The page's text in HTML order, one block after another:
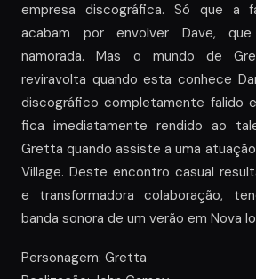
empresa discográfica. Só que a
acabam por envolver Dave,
namorada. Mas o mundo de
reviravolta quando esta conhece
discográfico completamente falido
fica imediatamente rendido ao
Gretta quando assiste a uma
Village. Deste encontro casual
e transformadora colaboração,
banda sonora de um verão em Nova
Personagem: Gretta